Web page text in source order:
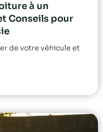
à un
Conseils pour
de votre véhicule et